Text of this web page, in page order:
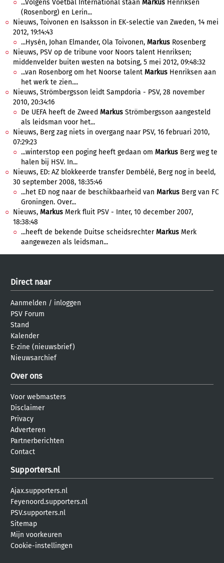
...Volgens Voetbal International staan Markus Henriksen
(Rosenborg) en Lerin...
Nieuws, Toivonen en Isaksson in EK-selectie van Zweden, 14 mei
2012, 19:14:43
...Hysén, Johan Elmander, Ola Toivonen, Markus Rosenberg
Nieuws, PSV op de tribune voor Noors talent Henriksen;
middenvelder buiten westen na botsing, 5 mei 2012, 09:48:32
...van Rosenborg om het Noorse talent Markus Henriksen aan
het werk te zien....
Nieuws, Strömbergsson leidt Sampdoria - PSV, 28 november
2010, 20:34:16
De UEFA heeft de Zweed Markus Strömbergsson aangesteld
als leidsman voor het...
Nieuws, Berg zag niets in overgang naar PSV, 16 februari 2010,
07:29:23
...winterstop een poging heeft gedaan om Markus Berg weg te
halen bij HSV. In...
Nieuws, ED: AZ blokkeerde transfer Dembélé, Berg nog in beeld,
30 september 2008, 18:35:46
...het ED nog naar de beschikbaarheid van Markus Berg van FC
Groningen. Over...
Nieuws, Markus Merk fluit PSV - Inter, 10 december 2007,
18:38:48
...heeft de bekende Duitse scheidsrechterMarkus Merk
aangewezen als leidsman...
Direct naar
Aanmelden / inloggen
PSV Forum
Stand
Kalender
E-zine (nieuwsbrief)
Nieuwsarchief
Over ons
Voor webmasters
Disclaimer
Privacy
Adverteren
Partnerberichten
Contact
Supporters.nl
Ajax.supporters.nl
Feyenoord.supporters.nl
PSV.supporters.nl
Sitemap
Mijn voorkeuren
Cookie-instellingen